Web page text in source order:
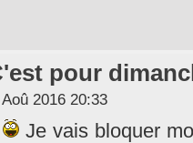
pour
2016 20:33
Je vais bloquer